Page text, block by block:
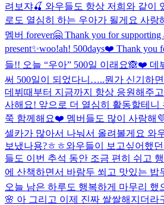
려보쟈🍒 와우들도 항상 저희와 같이
로도 열심히 하는 우아가 될게요 사랑
멤버 forever🤗 Thank you for supporting
present✨woo!ah! 500days❤️ Thank you
들!! 오늘 “우아” 500일 이래요🙈❤️ 데
써 500일이 되었다니…..뭔가 신기하
데뷔때부터 지금까지 항상 응원해주
사해요! 앞으로 더 열심히 활동할테니
쭉 함께해요❤️ 멤버들도 많이 사랑해
셀카가 많아서 나눠서 올려볼게요 와
보냈나용?ㅎㅎ와우들이 보고싶어했
들도 이번 추석 동안 조금 편히 쉬고
에 산책하면서 바람두 쐬고 맛있는
오늘 남은 하루도 행복하게 마무리 했
🌸 아 그리고 이제 진짜 쌀쌀해지더라